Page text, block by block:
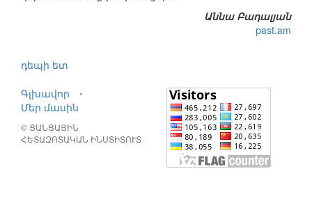
Աննա Բադալյան
past.am
դեպի ետ
Գլխավոր
⋅
Մեր մասին
© ՑԱՆՑԱՅԻՆ
ՀԵՏԱԶՈՏԱԿԱՆ ԻՆՍՏԻՏՈՒՏ